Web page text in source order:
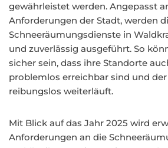
gewährleistet werden. Angepasst
Anforderungen der Stadt, werden
Schneeräumungsdienste in
und zuverlässig ausgeführt. So
sicher sein, dass ihre Standorte
problemlos erreichbar sind und
reibungslos weiterläuft.
Mit Blick auf das Jahr 2025 wird
Anforderungen an die